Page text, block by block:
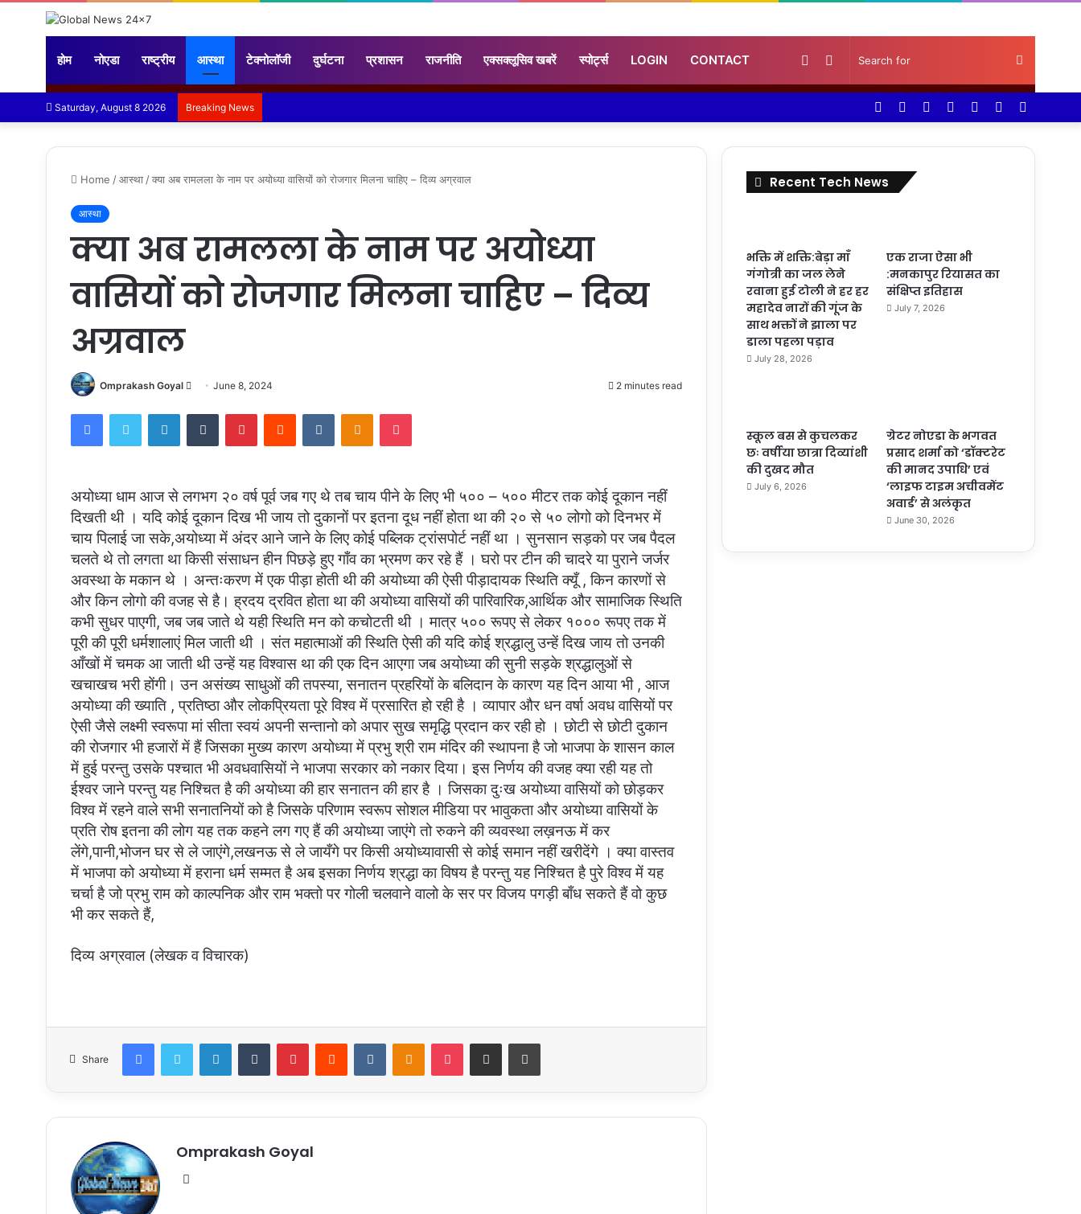
होम नोएडा राष्ट्रीय आस्था टेक्नोलॉजी दुर्घटना प्रशासन राजनीति एक्सक्लूसिव खबरें स्पोर्ट्स LOGIN CONTACT Search
for
Sidebar
Random
Saturday, August 8 2026 Breaking News
Random
Log
Instagram
YouTube
Twitter
Facebook
Home /आस्था /क्या अब रामलला के नाम पर अयोध्या वासियों को रोजगार मिलना चाहिए – दिव्य अग्रवाल
आस्था
क्या अब रामलला के नाम पर अयोध्या
वासियों को रोजगार मिलना चाहिए – दिव्य
अग्रवाल
Omprakash Goyal
Send
email
June 8, 2024 2 minutes read
FacebookTwitter LinkedInTumblr PinterestReddit VKontakteOdnoklassniki
Pocket
अयोध्या धाम आज से लगभग २० वर्ष पूर्व जब गए थे तब चाय पीने के लिए भी ५०० – ५०० मीटर तक कोई दूकान नहीं
दिखती थी । यदि कोई दूकान दिख भी जाय तो दुकानों पर इतना दूध नहीं होता था की २० से ५० लोगो को दिनभर में
चाय पिलाई जा सके,अयोध्या में अंदर आने जाने के लिए कोई पब्लिक ट्रांसपोर्ट नहीं था । सुनसान सड़को पर जब पैदल
चलते थे तो लगता था किसी संसाधन हीन पिछड़े हुए गाँव का भ्रमण कर रहे हैं । घरो पर टीन की चादरे या पुराने जर्जर
अवस्था के मकान थे । अन्तःकरण में एक पीड़ा होती थी की अयोध्या की ऐसी पीड़ादायक स्थिति क्यूँ , किन कारणों से
और किन लोगो की वजह से है। ह्रदय द्रवित होता था की अयोध्या वासियों की पारिवारिक,आर्थिक और सामाजिक स्थिति
कभी सुधर पाएगी, जब जब जाते थे यही स्थिति मन को कचोटती थी । मात्र ५०० रूपए से लेकर १००० रूपए तक में
पूरी की पूरी धर्मशालाएं मिल जाती थी । संत महात्माओं की स्थिति ऐसी की यदि कोई श्रद्धालु उन्हें दिख जाय तो उनकी
आँखों में चमक आ जाती थी उन्हें यह विश्वास था की एक दिन आएगा जब अयोध्या की सुनी सड़के श्रद्धालुओं से
खचाखच भरी होंगी। उन असंख्य साधुओं की तपस्या, सनातन प्रहरियों के बलिदान के कारण यह दिन आया भी , आज
अयोध्या की ख्याति , प्रतिष्ठा और लोकप्रियता पूरे विश्व में प्रसारित हो रही है । व्यापार और धन वर्षा अवध वासियों पर
ऐसी जैसे लक्ष्मी स्वरूपा मां सीता स्वयं अपनी सन्तानो को अपार सुख समृद्धि प्रदान कर रही हो । छोटी से छोटी दुकान
की रोजगार भी हजारों में हैं जिसका मुख्य कारण अयोध्या में प्रभु श्री राम मंदिर की स्थापना है जो भाजपा के शासन काल
में हुई परन्तु उसके पश्चात भी अवधवासियों ने भाजपा सरकार को नकार दिया। इस निर्णय की वजह क्या रही यह तो
ईश्वर जाने परन्तु यह निश्चित है की अयोध्या की हार सनातन की हार है । जिसका दुःख अयोध्या वासियों को छोड़कर
विश्व में रहने वाले सभी सनातनियों को है जिसके परिणाम स्वरूप सोशल मीडिया पर भावुकता और अयोध्या वासियों के
प्रति रोष इतना की लोग यह तक कहने लग गए हैं की अयोध्या जाएंगे तो रुकने की व्यवस्था लख़नऊ में कर
लेंगे,पानी,भोजन घर से ले जाएंगे,लखनऊ से ले जायँगे पर किसी अयोध्यावासी से कोई समान नहीं खरीदेंगे । क्या वास्तव
में भाजपा को अयोध्या में हराना धर्म सम्मत है अब इसका निर्णय श्रद्धा का विषय है परन्तु यह निश्चित है पुरे विश्व में यह
चर्चा है जो प्रभु राम को काल्पनिक और राम भक्तो पर गोली चलवाने वालो के सर पर विजय पगड़ी बाँध सकते हैं वो कुछ
भी कर सकते हैं,
दिव्य अग्रवाल (लेखक व विचारक)
Share
FacebookTwitter LinkedInTumblr PinterestReddit VKontakteOdnoklassniki
Pocket Share via Email Print
Omprakash Goyal
Website
Recent Tech News
भक्ति में शक्ति:बेड़ा माँ
गंगोत्री का जल लेने
रवाना हुई टोली ने हर हर
महादेव नारों की गूंज के
साथ भक्तों ने झाला पर
डाला पहला पड़ाव
July 28, 2026
एक राजा ऐसा भी
:मनकापुर रियासत का
संक्षिप्त इतिहास
July 7, 2026
स्कूल बस से कुचलकर
छः वर्षीया छात्रा दिव्यांशी
की दुखद मौत
July 6, 2026
ग्रेटर नोएडा के भगवत
प्रसाद शर्मा को ‘डॉक्टरेट
की मानद उपाधि’ एवं
‘लाइफ टाइम अचीवमेंट
अवार्ड’ से अलंकृत
June 30, 2026